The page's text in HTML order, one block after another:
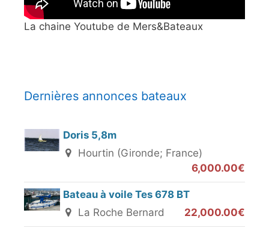
La chaine Youtube de Mers&Bateaux
Dernières annonces bateaux
Doris 5,8m
Hourtin (Gironde; France)
6,000.00€
Bateau à voile Tes 678 BT
La Roche Bernard
22,000.00€